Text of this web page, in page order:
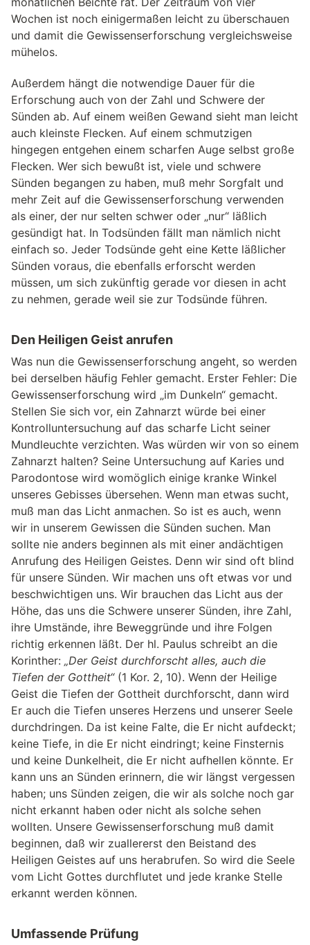
Wochen ist noch einigermaßen leicht zu überschauen
und damit die Gewissenserforschung vergleichsweise
mühelos.
Außerdem hängt die notwendige Dauer für die
Erforschung auch von der Zahl und Schwere der
Sünden ab. Auf einem weißen Gewand sieht man leicht
auch kleinste Flecken. Auf einem schmutzigen
hingegen entgehen einem scharfen Auge selbst große
Flecken. Wer sich bewußt ist, viele und schwere
Sünden begangen zu haben, muß mehr Sorgfalt und
mehr Zeit auf die Gewissenserforschung verwenden
als einer, der nur selten schwer oder „nur“ läßlich
gesündigt hat. In Todsünden fällt man nämlich nicht
einfach so. Jeder Todsünde geht eine Kette läßlicher
Sünden voraus, die ebenfalls erforscht werden
müssen, um sich zukünftig gerade vor diesen in acht
zu nehmen, gerade weil sie zur Todsünde führen.
Den Heiligen Geist anrufen
Was nun die Gewissenserforschung angeht, so werden
bei derselben häufig Fehler gemacht. Erster Fehler: Die
Gewissenserforschung wird „im Dunkeln“ gemacht.
Stellen Sie sich vor, ein Zahnarzt würde bei einer
Kontrolluntersuchung auf das scharfe Licht seiner
Mundleuchte verzichten. Was würden wir von so einem
Zahnarzt halten? Seine Untersuchung auf Karies und
Parodontose wird womöglich einige kranke Winkel
unseres Gebisses übersehen. Wenn man etwas sucht,
muß man das Licht anmachen. So ist es auch, wenn
wir in unserem Gewissen die Sünden suchen. Man
sollte nie anders beginnen als mit einer andächtigen
Anrufung des Heiligen Geistes. Denn wir sind oft blind
für unsere Sünden. Wir machen uns oft etwas vor und
beschwichtigen uns. Wir brauchen das Licht aus der
Höhe, das uns die Schwere unserer Sünden, ihre Zahl,
ihre Umstände, ihre Beweggründe und ihre Folgen
richtig erkennen läßt. Der hl. Paulus schreibt an die
Korinther: „Der Geist durchforscht alles, auch die
Tiefen der Gottheit“(1 Kor. 2, 10). Wenn der Heilige
Geist die Tiefen der Gottheit durchforscht, dann wird
Er auch die Tiefen unseres Herzens und unserer Seele
durchdringen. Da ist keine Falte, die Er nicht aufdeckt;
keine Tiefe, in die Er nicht eindringt; keine Finsternis
und keine Dunkelheit, die Er nicht aufhellen könnte. Er
kann uns an Sünden erinnern, die wir längst vergessen
haben; uns Sünden zeigen, die wir als solche noch gar
nicht erkannt haben oder nicht als solche sehen
wollten. Unsere Gewissenserforschung muß damit
beginnen, daß wir zuallererst den Beistand des
Heiligen Geistes auf uns herabrufen. So wird die Seele
vom Licht Gottes durchflutet und jede kranke Stelle
erkannt werden können.
Umfassende Prüfung